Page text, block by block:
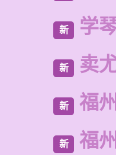
新 学
新 卖
新 福
新 福